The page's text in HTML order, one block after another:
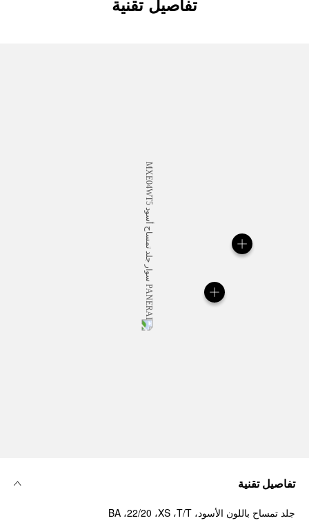
تفاصيل تقنية
جلد تمساح باللون الأسود، ‏T/T، ‏XS، ‏22/20، ‏BA